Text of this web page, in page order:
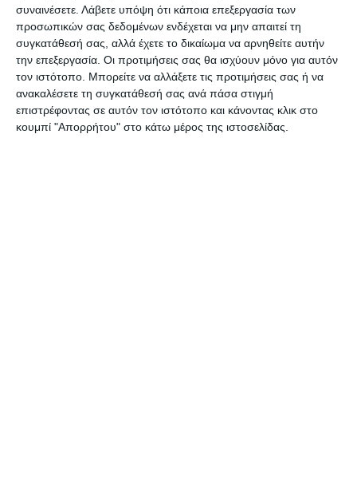
συναινέσετε. Λάβετε υπόψη ότι κάποια επεξεργασία των
προσωπικών σας δεδομένων ενδέχεται να μην απαιτεί τη
συγκατάθεσή σας, αλλά έχετε το δικαίωμα να αρνηθείτε αυτήν
την επεξεργασία. Οι προτιμήσεις σας θα ισχύουν μόνο για αυτόν
τον ιστότοπο. Μπορείτε να αλλάξετε τις προτιμήσεις σας ή να
ανακαλέσετε τη συγκατάθεσή σας ανά πάσα στιγμή
επιστρέφοντας σε αυτόν τον ιστότοπο και κάνοντας κλικ στο
κουμπί "Απορρήτου" στο κάτω μέρος της ιστοσελίδας.
Ο Κυριάκος Μητσοτάκης αναφέρει αναλυτικά ότι
οι ρυθμίσεις ξεδιπλώνονται σε έξι πεδία:
«Πρώτον, τον Απρίλιο εγκαινιάζεται ο 7ος κύκλος
χρηματοδότησης της Επιστρεπτέας
Προκαταβολής για τις επιχειρήσεις που είχαν